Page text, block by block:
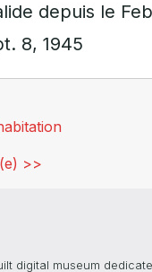
depuis le
8, 1945
>>
digital museum